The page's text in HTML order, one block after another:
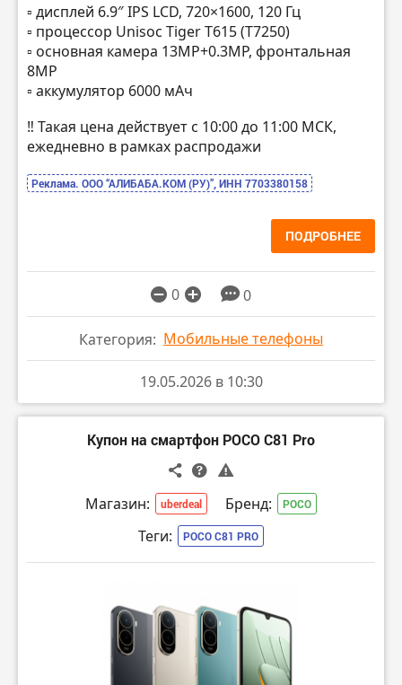
▫️ дисплей 6.9″ IPS LCD, 720×1600, 120 Гц
▫️ процессор Unisoc Tiger T615 (T7250)
▫️ основная камера 13МР+0.3MP, фронтальная
8МР
▫️ аккумулятор 6000 мАч
‼️ Такая цена действует с 10:00 до 11:00 МСК,
ежедневно в рамках распродажи
Реклама. ООО “АЛИБАБА.КОМ (РУ)”, ИНН 7703380158
ПОДРОБНЕЕ
0 0
Категория: Мобильные телефоны
19.05.2026 в 10:30
Купон на смартфон POCO C81 Pro
Магазин: uberdeal Бренд: POCO
Теги: POCO C81 PRO